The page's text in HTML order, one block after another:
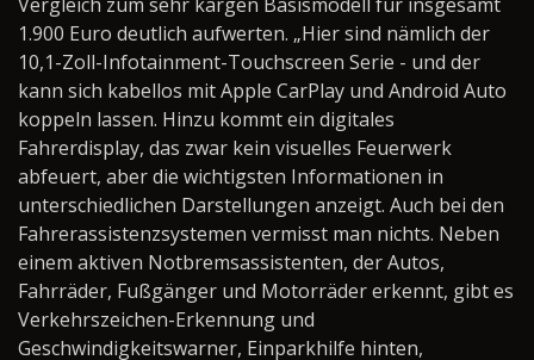
1.900 Euro deutlich aufwerten. „Hier sind nämlich der
10,1-Zoll-Infotainment-Touchscreen Serie - und der
kann sich kabellos mit Apple CarPlay und Android Auto
koppeln lassen. Hinzu kommt ein digitales
Fahrerdisplay, das zwar kein visuelles Feuerwerk
abfeuert, aber die wichtigsten Informationen in
unterschiedlichen Darstellungen anzeigt. Auch bei den
Fahrerassistenzsystemen vermisst man nichts. Neben
einem aktiven Notbremsassistenten, der Autos,
Fahrräder, Fußgänger und Motorräder erkennt, gibt es
Verkehrszeichen-Erkennung und
Geschwindigkeitswarner, Einparkhilfe hinten,